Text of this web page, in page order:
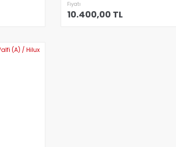
Fiyatı
10.400,00 TL